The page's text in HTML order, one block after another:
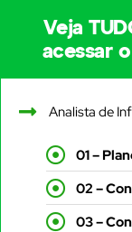
Veja
acessar
Analista de
01 –
02 –
03 –